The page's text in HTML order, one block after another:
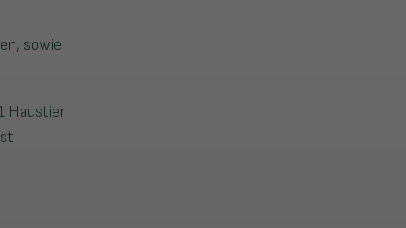
sowie
Haustier